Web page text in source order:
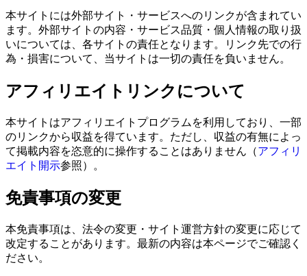
本サイトには外部サイト・サービスへのリンクが含まれてい
ます。外部サイトの内容・サービス品質・個人情報の取り扱
いについては、各サイトの責任となります。リンク先での行
為・損害について、当サイトは一切の責任を負いません。
アフィリエイトリンクについて
本サイトはアフィリエイトプログラムを利用しており、一部
のリンクから収益を得ています。ただし、収益の有無によっ
て掲載内容を恣意的に操作することはありません（アフィリ
エイト開示参照）。
免責事項の変更
本免責事項は、法令の変更・サイト運営方針の変更に応じて
改定することがあります。最新の内容は本ページでご確認く
ださい。